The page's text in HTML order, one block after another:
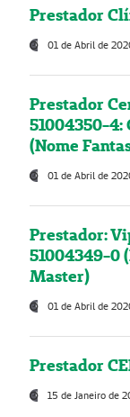
Prestador
01 de Abril de
Prestador
51004350-
(Nome
01 de Abril de
Prestador:
51004349-0
Master)
01 de Abril de
Prestador
15 de Janeiro de